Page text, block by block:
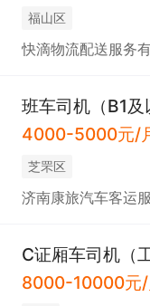
福山区
快滴物流配送服务
班车司机（B1及
4000-5000元/
芝罘区
济南康旅汽车客运
C证厢车司机（
8000-10000元/